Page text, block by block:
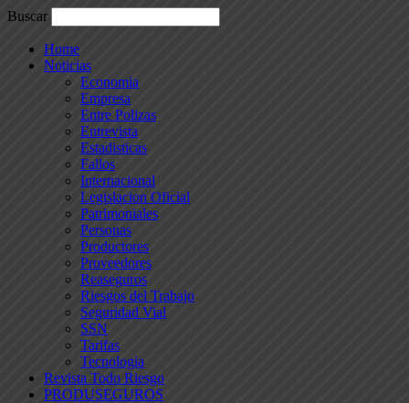
Buscar
Home
Noticias
Economia
Empresa
Entre Polizas
Entrevista
Estadisticas
Fallos
Internacional
Legislacion Oficial
Patrimoniales
Personas
Productores
Proveedores
Reaseguros
Riesgos del Trabajo
Seguridad Vial
SSN
Tarifas
Tecnologia
Revista Todo Riesgo
PRODUSEGUROS